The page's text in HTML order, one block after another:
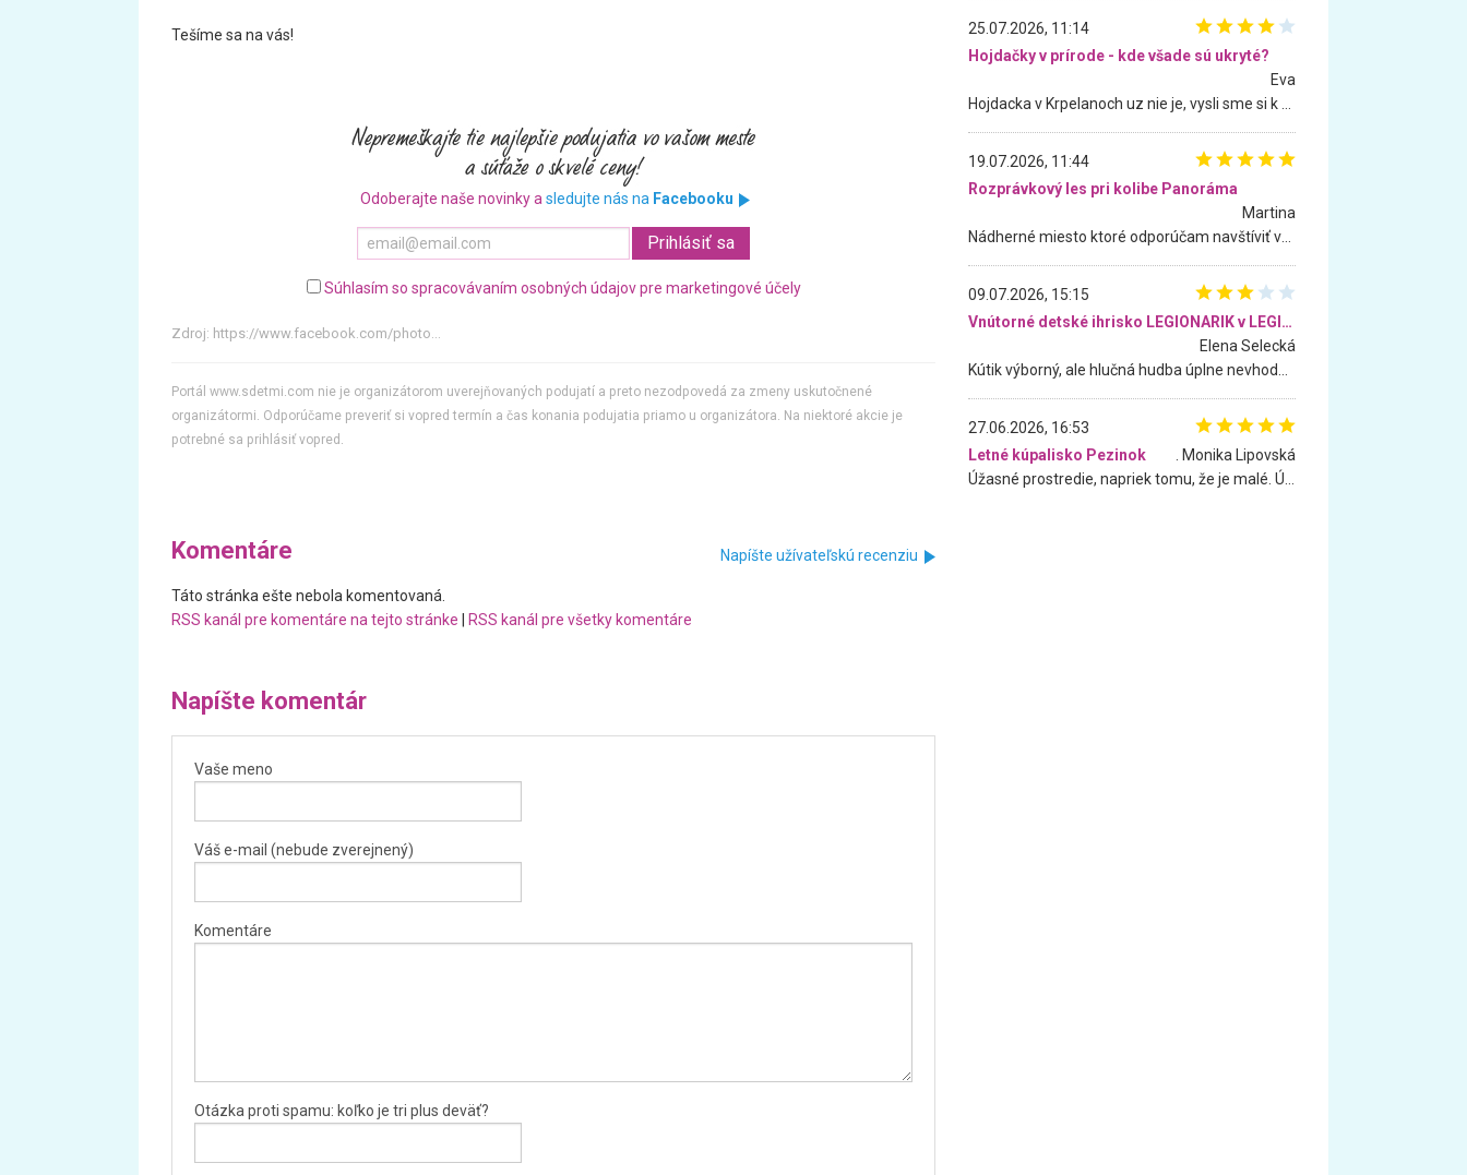
Tešíme sa na vás!
Odoberajte naše novinky a sledujte nás na Facebooku
Súhlasím so spracovávaním osobných údajov pre marketingové účely
Zdroj: https://www.facebook.com/photo...
Portál www.sdetmi.com nie je organizátorom uverejňovaných podujatí a preto nezodpovedá za zmeny uskutočnené
organizátormi. Odporúčame preveriť si vopred termín a čas konania podujatia priamo u organizátora. Na niektoré akcie je
potrebné sa prihlásiť vopred.
Komentáre Napíšte užívateľskú recenziu
Táto stránka ešte nebola komentovaná.
RSS kanál pre komentáre na tejto stránke
RSS kanál pre všetky komentáre
Napíšte komentár
Vaše meno
Váš e-mail (nebude zverejnený)
Komentáre
Otázka proti spamu: koľko je tri plus deväť?
25.07.2026, 11:14
Hojdačky v prírode - kde všade sú ukryté?
Eva
19.07.2026, 11:44
Rozprávkový les pri kolibe Panoráma
Martina
09.07.2026, 15:15
Vnútorné detské ihrisko LEGIONARIK v LEGIA Fitness
Elena Selecká
27.06.2026, 16:53
Letné kúpalisko Pezinok
. Monika Lipovská